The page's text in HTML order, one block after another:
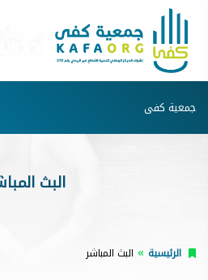
جمعية كفى
البث
الرئيسية البث المباشر